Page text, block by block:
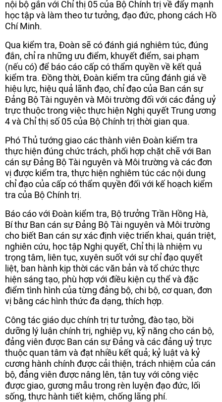
nội bộ gắn với Chỉ thị 05 của Bộ Chính trị về đẩy mạnh
học tập và làm theo tư tưởng, đạo đức, phong cách Hồ
Chí Minh.
Qua kiểm tra, Đoàn sẽ có đánh giá nghiêm túc, đúng
đắn, chỉ ra những ưu điểm, khuyết điểm, sai phạm
(nếu có) để báo cáo cấp có thẩm quyền về kết quả
kiểm tra. Đồng thời, Đoàn kiểm tra cũng đánh giá về
hiệu lực, hiệu quả lãnh đạo, chỉ đạo của Ban cán sự
Đảng Bộ Tài nguyên và Môi trường đối với các đảng uỷ
trực thuộc trong việc thực hiện Nghị quyết Trung ương
4 và Chỉ thị số 05 của Bộ Chính trị thời gian qua.
Phó Thủ tướng giao các thành viên Đoàn kiểm tra
thực hiện đúng chức trách, phối hợp chặt chẽ với Ban
cán sự Đảng Bộ Tài nguyên và Môi trường và các đơn
vị được kiểm tra, thực hiện nghiêm túc các nội dung
chỉ đạo của cấp có thẩm quyền đối với kế hoạch kiểm
tra của Bộ Chính trị.
Báo cáo với Đoàn kiểm tra, Bộ trưởng Trần Hồng Hà,
Bí thư Ban cán sự Đảng Bộ Tài nguyên và Môi trường
cho biết Ban cán sự xác định việc triển khai, quán triệt,
nghiên cứu, học tập Nghị quyết, Chỉ thị là nhiệm vụ
trọng tâm, liên tục, xuyên suốt với sự chỉ đạo quyết
liệt, ban hành kịp thời các văn bản và tổ chức thực
hiện sáng tạo, phù hợp với điều kiện cụ thể và đặc
điểm tình hình của từng đảng bộ, chi bộ, cơ quan, đơn
vị bằng các hình thức đa dạng, thích hợp.
Công tác giáo dục chính trị tư tưởng, đào tạo, bồi
dưỡng lý luận chính trị, nghiệp vụ, kỹ năng cho cán bộ,
đảng viên được Ban cán sự Đảng và các đảng uỷ trực
thuộc quan tâm và đạt nhiều kết quả; kỷ luật và kỷ
cương hành chính được cải thiện, trách nhiệm của cán
bộ, đảng viên được nâng lên, tận tuỵ với công việc
được giao, gương mẫu trong rèn luyện đạo đức, lối
sống, thực hành tiết kiệm, chống lãng phí.